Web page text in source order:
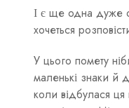
І є ще одна дуже
хочеться
У цього помету
маленькі знаки й
коли відбулася ця